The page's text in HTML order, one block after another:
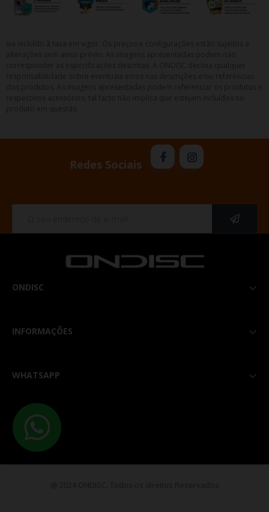
Redes Sociais
ONDISC 
INFORMAÇÕES 
WHATSAPP 